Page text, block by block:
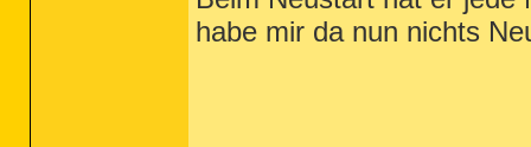
habe mir da nun nichts